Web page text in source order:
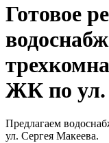
Готовое
ЖК по ул.
Предлагаем
ул. Сергея Макеева.